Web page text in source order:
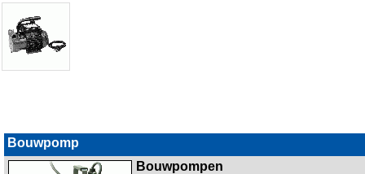
Bouwpomp
Bouwpompen